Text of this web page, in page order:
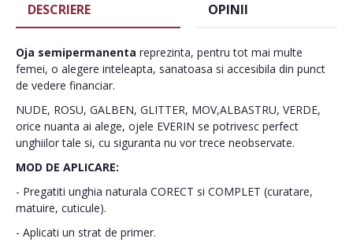
DESCRIERE OPINII
Oja semipermanenta reprezinta, pentru tot mai multe
femei, o alegere inteleapta, sanatoasa si accesibila din punct
de vedere financiar.
NUDE, ROSU, GALBEN, GLITTER, MOV,ALBASTRU, VERDE,
orice nuanta ai alege, ojele EVERIN se potrivesc perfect
unghiilor tale si, cu siguranta nu vor trece neobservate.
MOD DE APLICARE:
- Pregatiti unghia naturala CORECT si COMPLET (curatare,
matuire, cuticule).
- Aplicati un strat de primer.